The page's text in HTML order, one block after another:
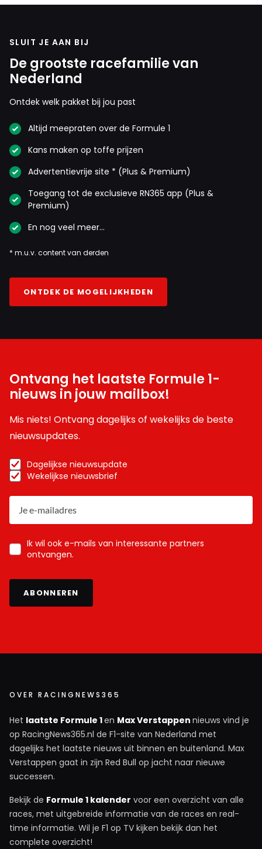
SLUIT JE AAN BIJ
De grootste racefamilie van
Nederland
Ontdek welk pakket bij jou past
Altijd meepraten over de Formule 1
Kans maken op toffe prijzen
Advertentievrije site * (Plus & Premium)
Toegang tot de exclusieve RN365 app (Plus &
Premium)
En nog veel meer…
* m.u.v. content van derden
ONTDEK DE MOGELIJKHEDEN
Ontvang het laatste Formule 1-
nieuws in jouw mailbox!
Mis niets! Ontvang dagelijks of wekelijks de beste
nieuwsupdates.
Dagelijkse nieuwsupdate
Wekelijkse nieuwsbrief
Ik wil ook e-mails van interessante partners
ontvangen.
ABONNEREN
OVER RACINGNEWS365
Het laatste Formule 1en Max Verstappen nieuws vind je
op RacingNews365.nl de F1-site van Nederland met
dagelijks het laatste nieuws uit binnen en buitenland. Max
Verstappen gaat in zijn Red Bull op jacht naar nieuwe
successen.
Bekijk de Formule 1 kalender voor een overzicht van alle
races, met uitgebreide informatie van de races en real-
time informatie. Wil je F1 op TV kijken bekijk dan het
complete overzicht!